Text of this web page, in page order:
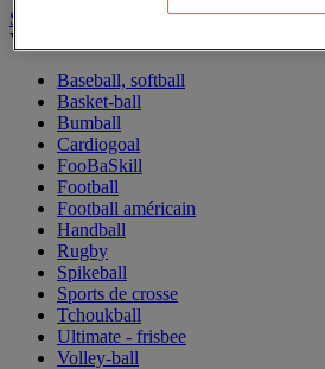
Sports collectifs
Voir toute la catégorie
Baseball, softball
Basket-ball
Bumball
Cardiogoal
FooBaSkill
Football
Football américain
Handball
Rugby
Spikeball
Sports de crosse
Tchoukball
Ultimate - frisbee
Volley-ball